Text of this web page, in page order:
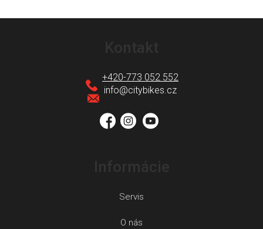
info@citybikes.cz
+420-773 052 552
Servis
O nás